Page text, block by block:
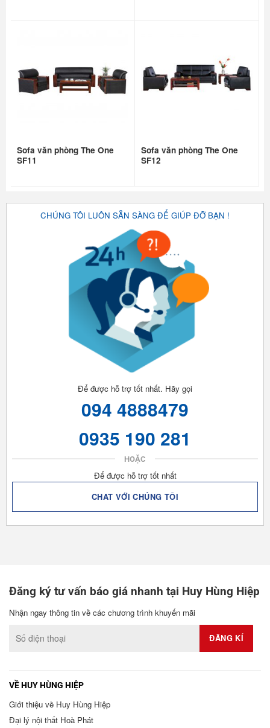
Sofa văn phòng The One
SF11
Sofa văn phòng The One
SF12
CHÚNG TÔI LUÔN SẴN SÀNG ĐỂ GIÚP ĐỠ BẠN !
Để được hỗ trợ tốt nhất. Hãy gọi
094 4888479
0935 190 281
HOẶC
Để được hỗ trợ tốt nhất
CHAT VỚI CHÚNG TÔI
Đăng ký tư vấn báo giá nhanh tại Huy Hùng Hiệp
Nhận ngay thông tin về các chương trình khuyến mãi
VỀ HUY HÙNG HIỆP
Giới thiệu về Huy Hùng Hiệp
Đại lý nội thất Hoà Phát